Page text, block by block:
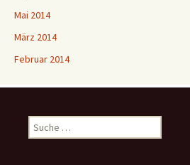
Mai 2014
März 2014
Februar 2014
Suche
nach: